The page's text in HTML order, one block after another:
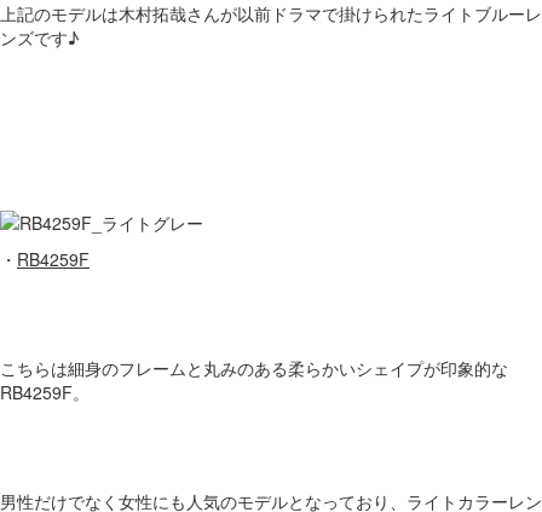
上記のモデルは木村拓哉さんが以前ドラマで掛けられたライトブルーレ
ンズです♪
・ RB4259F
こちらは細身のフレームと丸みのある柔らかいシェイプが印象的な
RB4259F。
男性だけでなく女性にも人気のモデルとなっており、ライトカラーレン